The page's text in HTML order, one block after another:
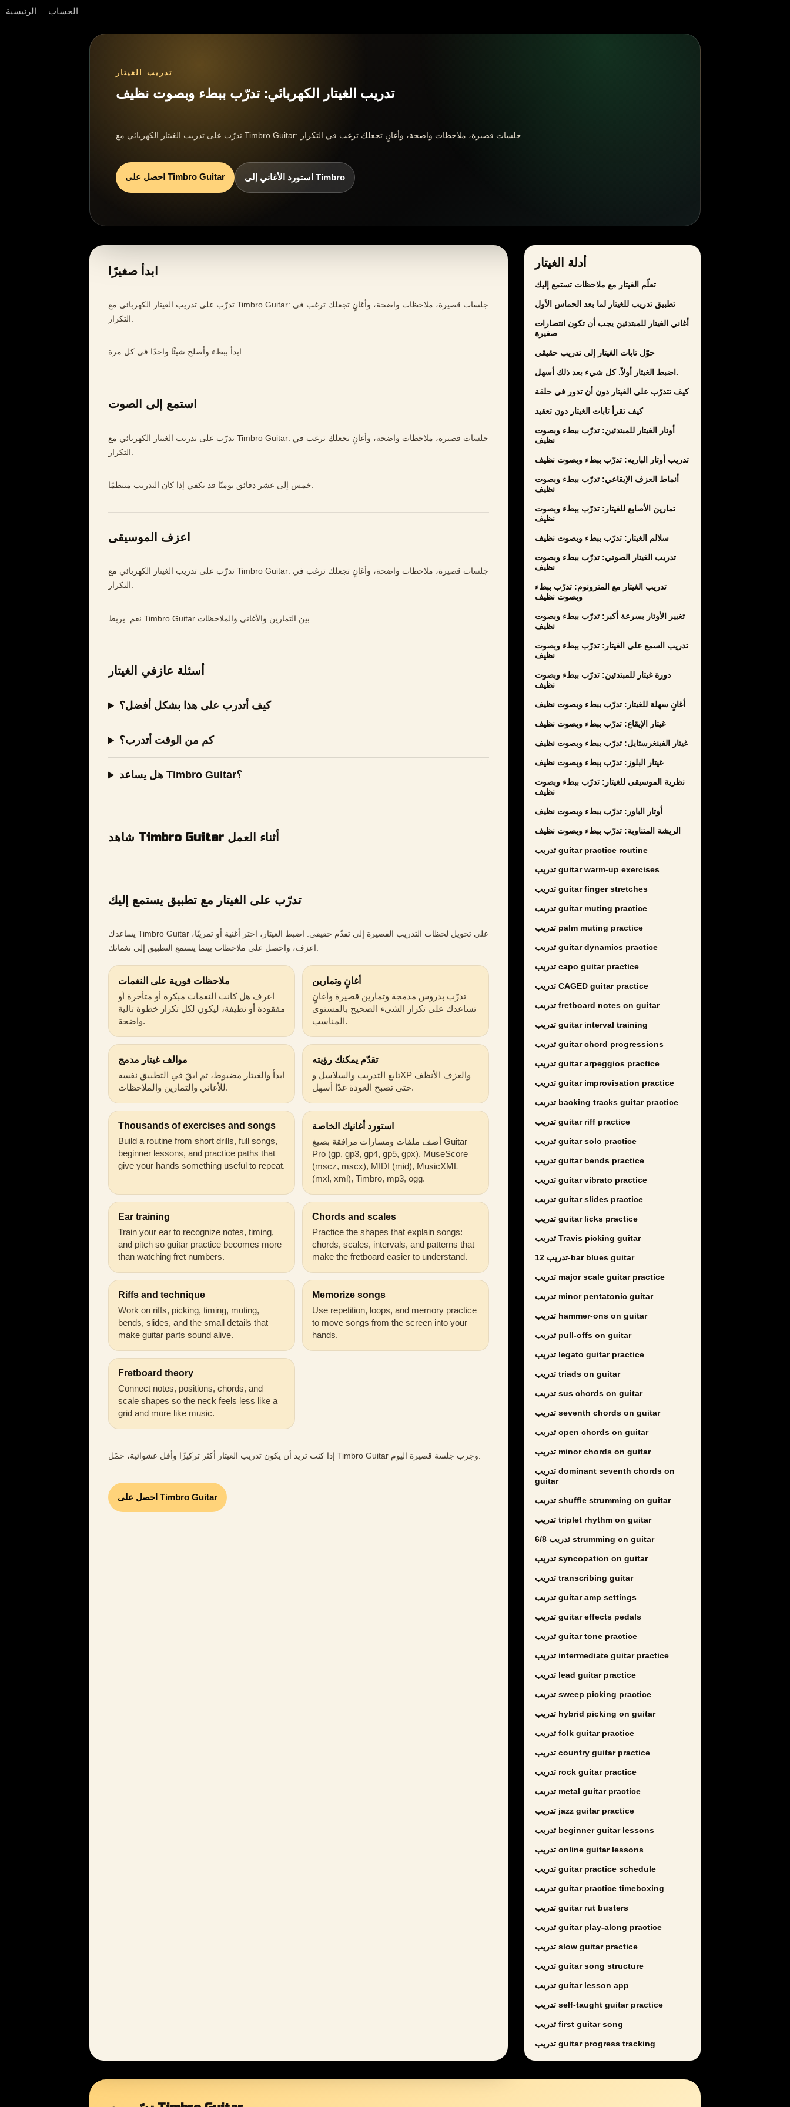
الرئيسية الحساب
تدريب الغيتار
تدريب الغيتار الكهربائي: تدرّب ببطء وبصوت نظيف
احصل على Timbro Guitar استورد الأغاني إلى Timbro
ابدأ صغيرًا
تدرّب على تدريب الغيتار الكهربائي مع Timbro Guitar: جلسات قصيرة، ملاحظات واضحة، وأغانٍ تجعلك ترغب في
ابدأ ببطء وأصلح شيئًا واحدًا في كل مرة.
استمع إلى الصوت
تدرّب على تدريب الغيتار الكهربائي مع Timbro Guitar: جلسات قصيرة، ملاحظات واضحة، وأغانٍ تجعلك ترغب في
اعزف الموسيقى
تدرّب على تدريب الغيتار الكهربائي مع Timbro Guitar: جلسات قصيرة، ملاحظات واضحة، وأغانٍ تجعلك ترغب في
التكرار.
أسئلة عازفي الغيتار
كيف أتدرب على هذا بشكل أفضل؟
كم من الوقت أتدرب؟
هل يساعد Timbro Guitar؟
شاهد Timbro Guitar أثناء العمل
تدرّب على الغيتار مع تطبيق يستمع إليك
يساعدك Timbro Guitar على تحويل لحظات التدريب القصيرة إلى تقدّم حقيقي. اضبط الغيتار، اختر أغنية أو تمرينًا،
اعزف، واحصل على ملاحظات بينما يستمع التطبيق إلى نغماتك.
ملاحظات فورية على النغمات
اعرف هل كانت النغمات مبكرة أو متأخرة أو
مفقودة أو نظيفة، ليكون لكل تكرار خطوة تالية
واضحة.
أغانٍ وتمارين
تدرّب بدروس مدمجة وتمارين قصيرة وأغانٍ
تساعدك على تكرار الشيء الصحيح بالمستوى
المناسب.
موالف غيتار مدمج
ابدأ والغيتار مضبوط، ثم ابقَ في التطبيق نفسه
للأغاني والتمارين والملاحظات.
تقدّم يمكنك رؤيته
تابع التدريب والسلاسل وXP والعزف الأنظف
حتى تصبح العودة غدًا أسهل.
Thousands of exercises and songs
Build a routine from short drills, full songs,
beginner lessons, and practice paths that
give your hands something useful to repeat.
استورد أغانيك الخاصة
أضف ملفات ومسارات مرافقة بصيغ Guitar
Pro (gp, gp3, gp4, gp5, gpx), MuseScore
(mscz, mscx), MIDI (mid), MusicXML
(mxl, xml), Timbro, mp3, ogg.
Ear training
Train your ear to recognize notes, timing,
and pitch so guitar practice becomes more
than watching fret numbers.
Chords and scales
Practice the shapes that explain songs:
chords, scales, intervals, and patterns that
make the fretboard easier to understand.
Riffs and technique
Work on riffs, picking, timing, muting,
bends, slides, and the small details that
make guitar parts sound alive.
Memorize songs
Use repetition, loops, and memory practice
to move songs from the screen into your
hands.
Fretboard theory
Connect notes, positions, chords, and
scale shapes so the neck feels less like a
grid and more like music.
احصل على Timbro Guitar
أدلة الغيتار
تعلّم الغيتار مع ملاحظات تستمع إليك
تطبيق تدريب للغيتار لما بعد الحماس الأول
أغاني الغيتار للمبتدئين يجب أن تكون انتصارات
صغيرة
حوّل تابات الغيتار إلى تدريب حقيقي
اضبط الغيتار أولاً. كل شيء بعد ذلك أسهل.
كيف تتدرّب على الغيتار دون أن تدور في حلقة
كيف تقرأ تابات الغيتار دون تعقيد
أوتار الغيتار للمبتدئين: تدرّب ببطء وبصوت
نظيف
تدريب أوتار الباريه: تدرّب ببطء وبصوت نظيف
أنماط العزف الإيقاعي: تدرّب ببطء وبصوت
نظيف
تمارين الأصابع للغيتار: تدرّب ببطء وبصوت
نظيف
سلالم الغيتار: تدرّب ببطء وبصوت نظيف
تدريب الغيتار الصوتي: تدرّب ببطء وبصوت
نظيف
تدريب الغيتار مع المترونوم: تدرّب ببطء
وبصوت نظيف
تغيير الأوتار بسرعة أكبر: تدرّب ببطء وبصوت
نظيف
تدريب السمع على الغيتار: تدرّب ببطء وبصوت
نظيف
دورة غيتار للمبتدئين: تدرّب ببطء وبصوت
نظيف
أغانٍ سهلة للغيتار: تدرّب ببطء وبصوت نظيف
غيتار الإيقاع: تدرّب ببطء وبصوت نظيف
غيتار الفينغرستايل: تدرّب ببطء وبصوت نظيف
غيتار البلوز: تدرّب ببطء وبصوت نظيف
نظرية الموسيقى للغيتار: تدرّب ببطء وبصوت
نظيف
أوتار الباور: تدرّب ببطء وبصوت نظيف
الريشة المتناوبة: تدرّب ببطء وبصوت نظيف
تدريب guitar practice routine
تدريب guitar warm-up exercises
تدريب guitar finger stretches
تدريب guitar muting practice
تدريب palm muting practice
تدريب guitar dynamics practice
تدريب capo guitar practice
تدريب CAGED guitar practice
تدريب fretboard notes on guitar
تدريب guitar interval training
تدريب guitar chord progressions
تدريب guitar arpeggios practice
تدريب guitar improvisation practice
تدريب backing tracks guitar practice
تدريب guitar riff practice
تدريب guitar solo practice
تدريب guitar bends practice
تدريب guitar vibrato practice
تدريب guitar slides practice
تدريب guitar licks practice
تدريب Travis picking guitar
تدريب 12-bar blues guitar
تدريب major scale guitar practice
تدريب minor pentatonic guitar
تدريب hammer-ons on guitar
تدريب pull-offs on guitar
تدريب legato guitar practice
تدريب triads on guitar
تدريب sus chords on guitar
تدريب seventh chords on guitar
تدريب open chords on guitar
تدريب minor chords on guitar
تدريب dominant seventh chords on
guitar
تدريب shuffle strumming on guitar
تدريب triplet rhythm on guitar
تدريب 6/8 strumming on guitar
تدريب syncopation on guitar
تدريب transcribing guitar
تدريب guitar amp settings
تدريب guitar effects pedals
تدريب guitar tone practice
تدريب intermediate guitar practice
تدريب lead guitar practice
تدريب sweep picking practice
تدريب hybrid picking on guitar
تدريب folk guitar practice
تدريب country guitar practice
تدريب rock guitar practice
تدريب metal guitar practice
تدريب jazz guitar practice
تدريب beginner guitar lessons
تدريب online guitar lessons
تدريب guitar practice schedule
تدريب guitar practice timeboxing
تدريب guitar rut busters
تدريب guitar play-along practice
تدريب slow guitar practice
تدريب guitar song structure
تدريب guitar lesson app
تدريب self-taught guitar practice
تدريب first guitar song
تدريب guitar progress tracking